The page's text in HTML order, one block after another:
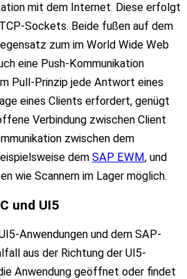
mit dem Internet. Diese erfolgt
Sockets. Beide fußen auf dem
zum im World Wide Web
eine Push-Kommunikation
Pull-Prinzip jede Antwort eines
eines Clients erfordert, genügt
Verbindung zwischen Client
zwischen dem
dem SAP EWM, und
wie Scannern im Lager möglich.
und UI5
Anwendungen und dem SAP-
aus der Richtung der UI5-
Anwendung geöffnet oder findet